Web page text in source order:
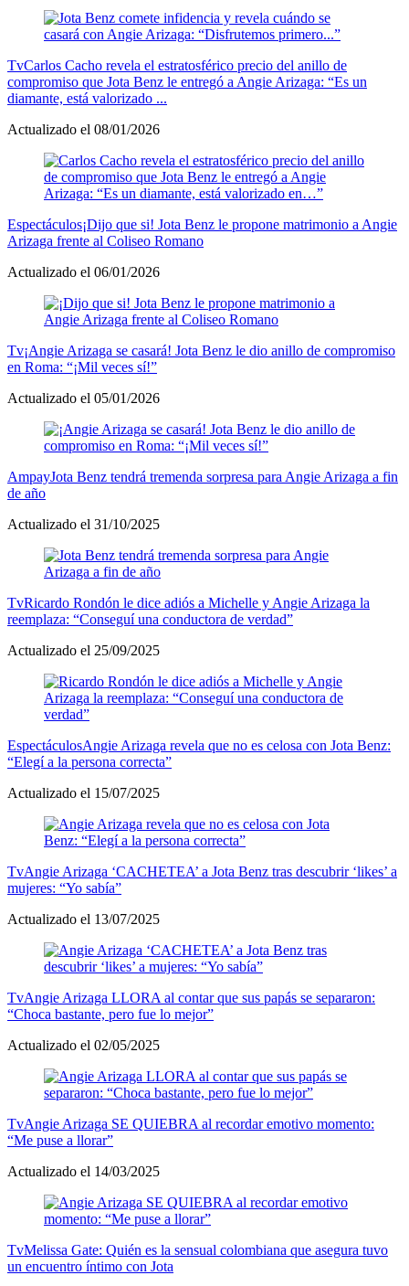
TvCarlos Cacho revela el estratosférico precio del anillo de
compromiso que Jota Benz le entregó a Angie Arizaga: “Es un
diamante, está valorizado ...
Actualizado el 08/01/2026
Espectáculos¡Dijo que si! Jota Benz le propone matrimonio a Angie
Arizaga frente al Coliseo Romano
Actualizado el 06/01/2026
Tv¡Angie Arizaga se casará! Jota Benz le dio anillo de compromiso
en Roma: “¡Mil veces sí!”
Actualizado el 05/01/2026
AmpayJota Benz tendrá tremenda sorpresa para Angie Arizaga a fin
de año
Actualizado el 31/10/2025
TvRicardo Rondón le dice adiós a Michelle y Angie Arizaga la
reemplaza: “Conseguí una conductora de verdad”
Actualizado el 25/09/2025
EspectáculosAngie Arizaga revela que no es celosa con Jota Benz:
“Elegí a la persona correcta”
Actualizado el 15/07/2025
TvAngie Arizaga ‘CACHETEA’ a Jota Benz tras descubrir ‘likes’ a
mujeres: “Yo sabía”
Actualizado el 13/07/2025
TvAngie Arizaga LLORA al contar que sus papás se separaron:
“Choca bastante, pero fue lo mejor”
Actualizado el 02/05/2025
TvAngie Arizaga SE QUIEBRA al recordar emotivo momento:
“Me puse a llorar”
Actualizado el 14/03/2025
TvMelissa Gate: Quién es la sensual colombiana que asegura tuvo
un encuentro íntimo con Jota